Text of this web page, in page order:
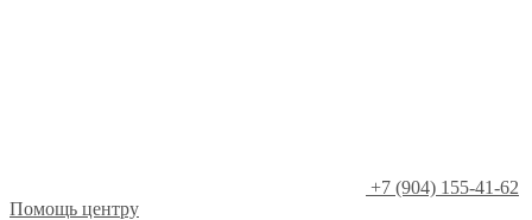
+7 (904) 155-41-62
Помощь центру